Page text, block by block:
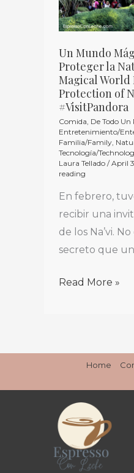
Un Mundo
Proteger la
Magical
Protection of
#VisitPandora
Comida De Todo Un
Entretenimiento/
Familia/Family
Tecnología/
Laura Tellado /April
reading
En febrero,
recibir una
de los Na’vi.
secreto que
la
Naturaleza
/
A
Magical
World
Inspires
the
Protection
of
Nature
#VisitPandora
Read More »
Home